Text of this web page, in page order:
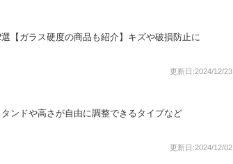
【ガラス硬度の商品も紹介】キズや破損防止に
更新日:2024/12/23
ンドや高さが自由に調整できるタイプなど
更新日:2024/12/02